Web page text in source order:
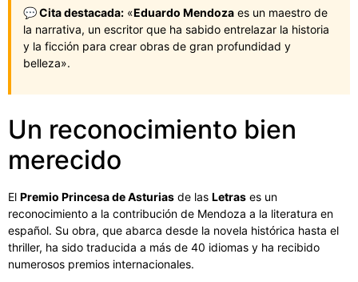
💬 Cita destacada: «Eduardo Mendoza es un maestro de
la narrativa, un escritor que ha sabido entrelazar la historia
y la ficción para crear obras de gran profundidad y
belleza».
Un reconocimiento bien
merecido
El Premio Princesa de Asturias de las Letras es un
reconocimiento a la contribución de Mendoza a la literatura en
español. Su obra, que abarca desde la novela histórica hasta el
thriller, ha sido traducida a más de 40 idiomas y ha recibido
numerosos premios internacionales.